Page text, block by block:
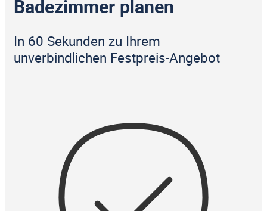
Badezimmer planen
In 60 Sekunden zu Ihrem
unverbindlichen Festpreis-Angebot